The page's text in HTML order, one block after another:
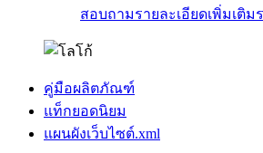
สอบถามรายละเอียดเพิ่มเติม
คู่มือผลิตภัณฑ์
แท็กยอดนิยม
แผนผังเว็บไซต์.xml